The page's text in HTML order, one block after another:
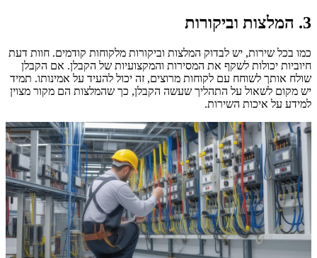
3. המלצות וביקורות
כמו בכל שירות, יש לבדוק המלצות וביקורות מלקוחות קודמים. חוות דעת
חיוביות יכולות לשקף את המסירות והמקצועיות של הקבלן. אם הקבלן
שולח אותך לשוחח עם לקוחות מרוצים, זה יכול להעיד על אמינותו. תמיד
יש מקום לשאול על התהליך שעשה הקבלן, כך שהמלצות הם מקור מצוין
למידע על איכות השירות.